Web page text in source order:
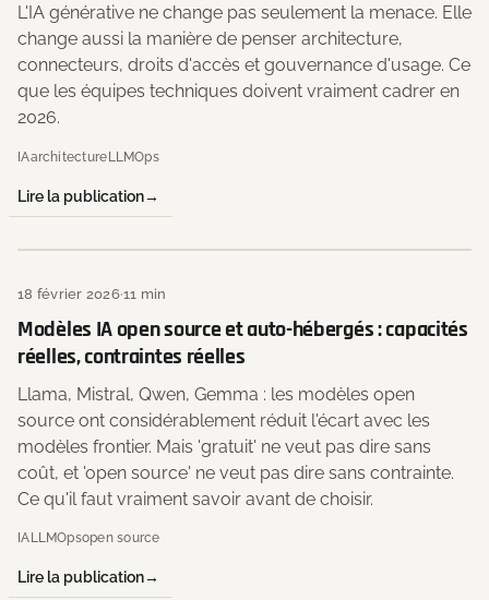
L'IA générative ne change pas seulement la menace. Elle
change aussi la manière de penser architecture,
connecteurs, droits d'accès et gouvernance d'usage. Ce
que les équipes techniques doivent vraiment cadrer en
2026.
IAarchitectureLLMOps
Lire la publication
18 février 2026·11 min
Modèles IA open source et auto-hébergés : capacités
réelles, contraintes réelles
Llama, Mistral, Qwen, Gemma : les modèles open
source ont considérablement réduit l'écart avec les
modèles frontier. Mais 'gratuit' ne veut pas dire sans
coût, et 'open source' ne veut pas dire sans contrainte.
Ce qu'il faut vraiment savoir avant de choisir.
IALLMOpsopen source
Lire la publication